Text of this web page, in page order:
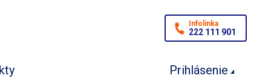
Infolinka
222 111 901
Prihlásenie